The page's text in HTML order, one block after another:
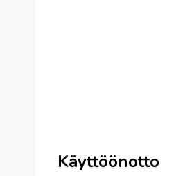
Käyttöönotto